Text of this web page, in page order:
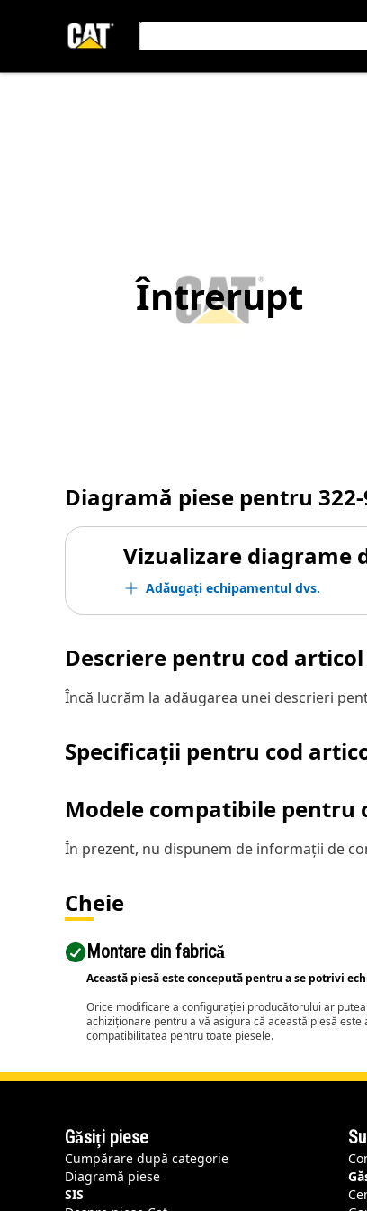
Întrerupt
Diagramă piese pentru
Vizualizare diagrame
Adăugați echipamentul dvs.
Descriere pentru cod articol
Încă lucrăm la adăugarea unei descrieri
Specificații pentru cod
Modele compatibile pentru
În prezent, nu dispunem de informații de
Cheie
Montare din fabrică
Această piesă este concepută pentru a se potrivi
Orice modificare a configurației producătorului ar
achiziționare pentru a vă asigura că această piesă
compatibilitatea pentru toate piesele.
Găsiți piese
Cumpărare după categorie
Diagramă piese
SIS